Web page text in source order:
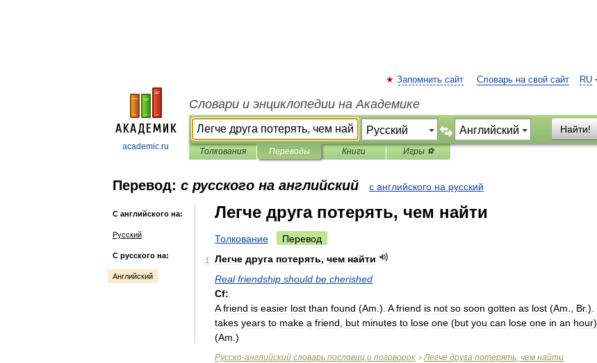
academic.ru
RU
Запомнить сайт Словарь на свой сайт
Словари и энциклопедии на Академике
Найти!
Толкования Переводы Книги Игры ⚽
Перевод: с русского на английский с английского на русский
С английского на:
Русский
С русского на:
Английский
Легче друга потерять, чем найти
Толкование Перевод
1 Легче друга потерять, чем найти
Real friendship should be cherished
Cf:
A friend is easier lost than found (Am ). A friend is not so soon gotten as lost (Am Br.).
takes years to make a friend but minutes to lose one (but you can lose one in an hour)
(Am )
Русско-английский словарь пословиц и поговорок > Легче друга потерять, чем найти